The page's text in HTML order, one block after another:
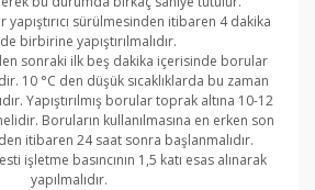
yapıştırıcı sürülmesinden itibaren 4 dakika
birbirine yapıştırılmalıdır.
sonraki ilk beş dakika içerisinde borular
10 °C den düşük sıcaklıklarda bu zaman
Yapıştırılmış borular toprak altına 10-12
Boruların kullanılmasına en erken son
itibaren 24 saat sonra başlanmalıdır.
işletme basıncının 1,5 katı esas alınarak
yapılmalıdır.